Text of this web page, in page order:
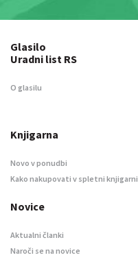
Glasilo
Uradni list RS
O glasilu
Knjigarna
Novo v ponudbi
Kako nakupovati v spletni knjigarni
Novice
Aktualni članki
Naroči se na novice